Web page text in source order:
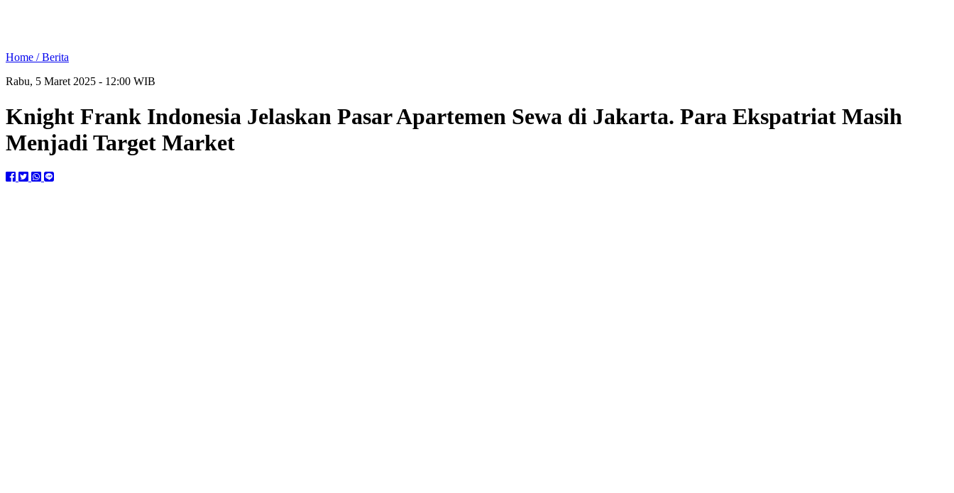
Home /Berita
Rabu, 5 Maret 2025 - 12:00 WIB
Knight Frank Indonesia Jelaskan Pasar Apartemen Sewa di Jakarta. Para Ekspatriat Masih
Menjadi Target Market